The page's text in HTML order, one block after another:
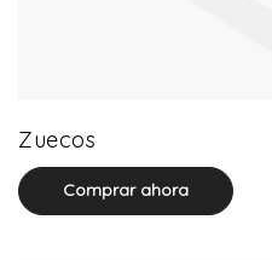
Zuecos
Comprar ahora